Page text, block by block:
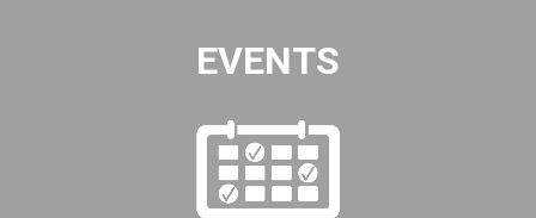
EVENTS